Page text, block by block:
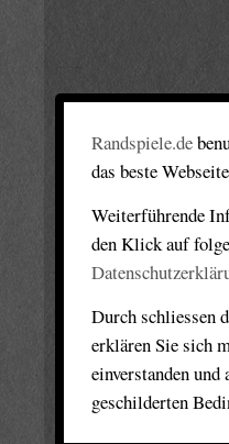
Randspiele.de
das beste
Weiterführende
den Klick auf
Durch schliessen
erklären Sie sich
einverstanden
geschilderten